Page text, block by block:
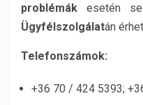
problémák esetén
Ügyfélszolgálatán
Telefonszámok:
+36 70 / 424 5393;